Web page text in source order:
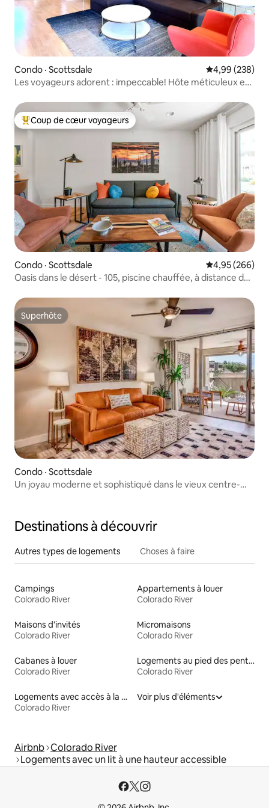
Condo · Scottsdale Note
4,99 (238)
Les voyageurs adorent : impeccable! Hôte méticuleux et
Coup de cœur voyageurs parmi les plus aimés
Coup de cœur voyageurs
Condo · Scottsdale Note
4,95 (266)
Oasis dans le désert - 105, piscine chauffée, à distance de
Superhôte
Superhôte
Condo · Scottsdale
Un joyau moderne et sophistiqué dans le vieux centre-
Destinations à découvrir
Autres types de logements Choses à faire
Campings
Colorado River
Appartements à louer
Colorado River
Maisons d'invités
Colorado River
Micromaisons
Colorado River
Cabanes à louer
Colorado River
Logements au pied des pentes à louer
Colorado River
Logements avec accès à la plage
Colorado River
Voir plus d'éléments
Airbnb Colorado River
Logements avec un lit à une hauteur accessible